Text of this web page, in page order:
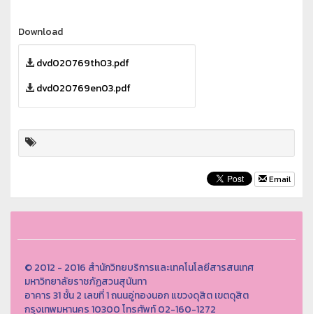
Download
dvd020769th03.pdf
dvd020769en03.pdf
Email
© 2012 - 2016 สำนักวิทยบริการและเทคโนโลยีสารสนเทศ
มหาวิทยาลัยราชภัฏสวนสุนันทา
อาคาร 31 ชั้น 2 เลขที่ 1 ถนนอู่ทองนอก แขวงดุสิต เขตดุสิต
กรุงเทพมหานคร 10300 โทรศัพท์ 02-160-1272